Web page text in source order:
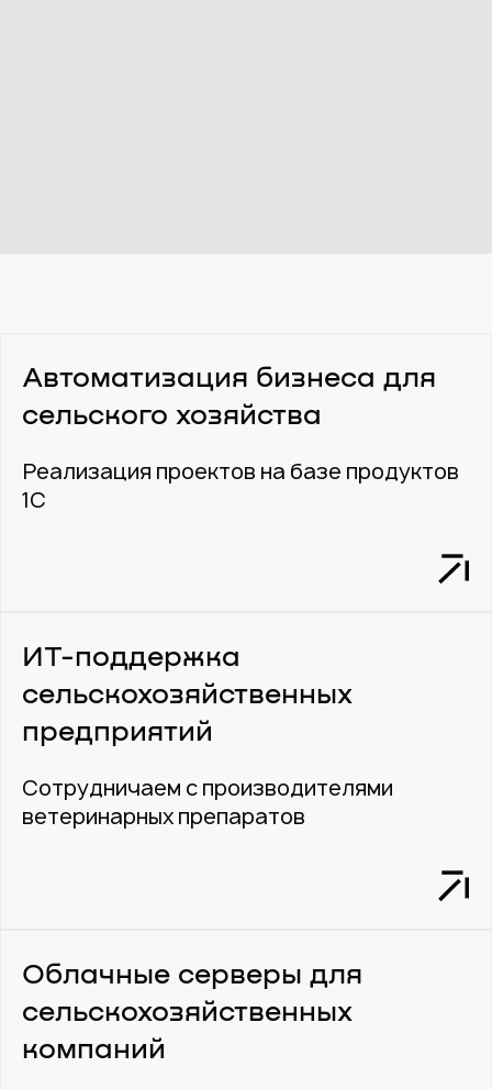
Автоматизация бизнеса для
сельского хозяйства
Реализация проектов на базе продуктов
1С
ИТ-поддержка
сельскохозяйственных
предприятий
Сотрудничаем с производителями
ветеринарных препаратов
Облачные серверы для
сельскохозяйственных
компаний